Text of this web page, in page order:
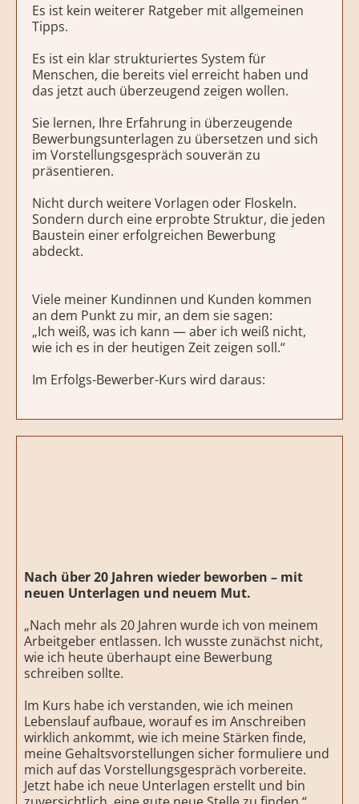
Es ist kein weiterer Ratgeber mit allgemeinen
Tipps.
Es ist ein klar strukturiertes System für
Menschen, die bereits viel erreicht haben und
das jetzt auch überzeugend zeigen wollen.
Sie lernen, Ihre Erfahrung in überzeugende
Bewerbungsunterlagen zu übersetzen und sich
im Vorstellungsgespräch souverän zu
präsentieren.
Nicht durch weitere Vorlagen oder Floskeln.
Sondern durch eine erprobte Struktur, die jeden
Baustein einer erfolgreichen Bewerbung
abdeckt.
Viele meiner Kundinnen und Kunden kommen
an dem Punkt zu mir, an dem sie sagen:
„Ich weiß, was ich kann — aber ich weiß nicht,
wie ich es in der heutigen Zeit zeigen soll.“
Im Erfolgs-Bewerber-Kurs wird daraus:
Nach über 20 Jahren wieder beworben – mit
neuen Unterlagen und neuem Mut.
„Nach mehr als 20 Jahren wurde ich von meinem
Arbeitgeber entlassen. Ich wusste zunächst nicht,
wie ich heute überhaupt eine Bewerbung
schreiben sollte.
Im Kurs habe ich verstanden, wie ich meinen
Lebenslauf aufbaue, worauf es im Anschreiben
wirklich ankommt, wie ich meine Stärken finde,
meine Gehaltsvorstellungen sicher formuliere und
mich auf das Vorstellungsgespräch vorbereite.
Jetzt habe ich neue Unterlagen erstellt und bin